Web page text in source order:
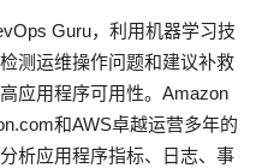
Guru，利用机器学习技
测运维操作问题和建议补救
应用程序可用性。Amazon
和AWS卓越运营多年的
析应用程序指标、日志、事